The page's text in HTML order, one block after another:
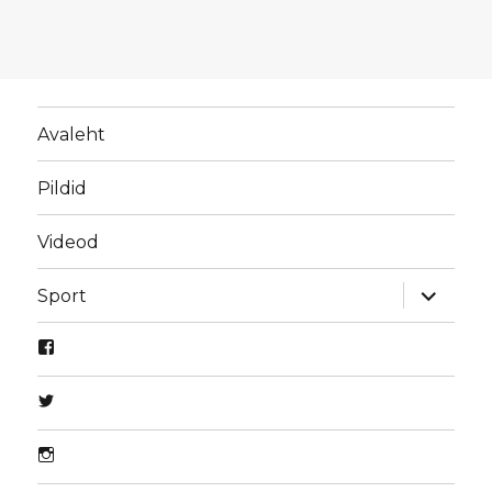
Avaleht
Pildid
Videod
Sport
laienda